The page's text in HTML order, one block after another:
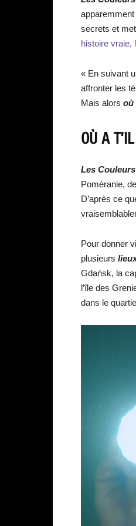
apparemment
secrets et
histoire vraie,
« En suivant
affronter les
Mais alors où
OÙ A
Les
Poméranie,
D’après ce
Pour donner
plusieurs
Gdańsk, la
l’île des
dans le